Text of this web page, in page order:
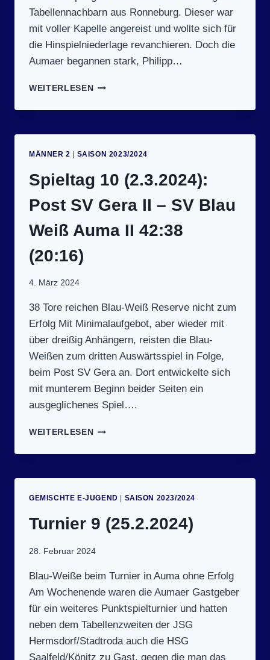
Tabellennachbarn aus Ronneburg. Dieser war
mit voller Kapelle angereist und wollte sich für
die Hinspielniederlage revanchieren. Doch die
Aumaer begannen stark, Philipp…
WEITERLESENSPIELTAG
(17.3.2024):
BLAU-
SV R
ONNEBURG I
11:6)
MÄNNER 2 SAISON 2023/2024
Spieltag 10 (2.3.2024):
Post SV Gera II – SV Blau
Weiß Auma II 42:38
(20:16)
4. März 2024
38 Tore reichen Blau-Weiß Reserve nicht zum
Erfolg Mit Minimalaufgebot, aber wieder mit
über dreißig Anhängern, reisten die Blau-
Weißen zum dritten Auswärtsspiel in Folge,
beim Post SV Gera an. Dort entwickelte sich
mit munterem Beginn beider Seiten ein
ausgeglichenes Spiel….
WEITERLESENSPIELTAG
(2.3.2024):
SV
–
SV
WEISS A
I 4
2:38 (
20:16)
GEMISCHTE E-JUGEND SAISON 2023/2024
Turnier 9 (25.2.2024)
28. Februar 2024
Blau-Weiße beim Turnier in Auma ohne Erfolg
Am Wochenende waren die Aumaer Gastgeber
für ein weiteres Punktspielturnier und hatten
neben dem Tabellenzweiten der JSG
Hermsdorf/Stadtroda auch die HSG
Saalfeld/Könitz zu Gast, gegen die man das